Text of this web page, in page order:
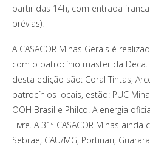
partir das 14h, com entrada
prévias).
A CASACOR Minas Gerais é
com o patrocínio master da
desta edição são: Coral Tintas,
patrocínios locais, estão: PUC
OOH Brasil e Philco. A energia
Livre. A 31ª CASACOR Minas
Sebrae, CAU/MG, Portinari,